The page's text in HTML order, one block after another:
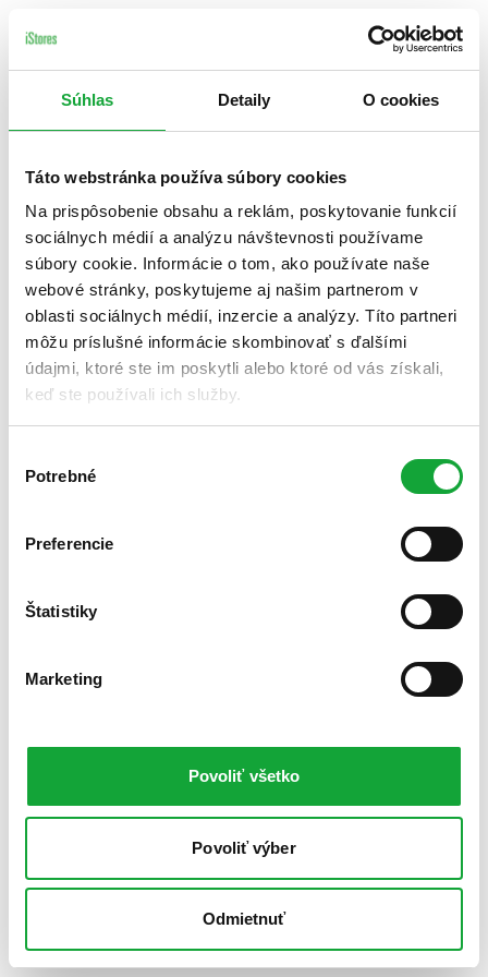
Súhlas Detaily O cookies
Táto webstránka používa súbory cookies
Na prispôsobenie obsahu a reklám, poskytovanie funkcií
sociálnych médií a analýzu návštevnosti používame
súbory cookie. Informácie o tom, ako používate naše
webové stránky, poskytujeme aj našim partnerom v
oblasti sociálnych médií, inzercie a analýzy. Títo partneri
môžu príslušné informácie skombinovať s ďalšími
údajmi, ktoré ste im poskytli alebo ktoré od vás získali,
keď ste používali ich služby.
súhlasu
Potrebné
Preferencie
Štatistiky
Marketing
Povoliť všetko
Povoliť výber
Odmietnuť